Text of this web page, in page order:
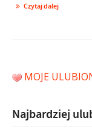
Czytaj dalej
MOJE
Najbardziej